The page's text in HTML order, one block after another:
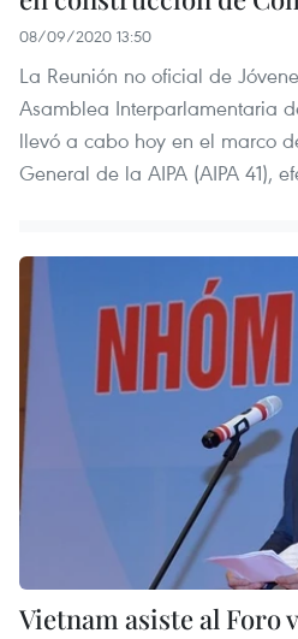
08/09/2020 13:50
La Reunión no oficial de
Asamblea Interparlamentaria
llevó a cabo hoy en el marco
General de la AIPA (AIPA 41),
Vietnam asiste al Foro